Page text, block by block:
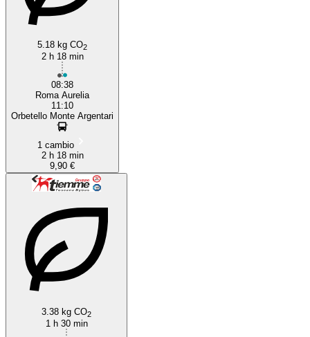
5.18 kg CO2
2 h 18 min
08:38
Roma Aurelia
11:10
Orbetello Monte Argentari
1 cambio
2 h 18 min
9,90 €
3.38 kg CO2
1 h 30 min